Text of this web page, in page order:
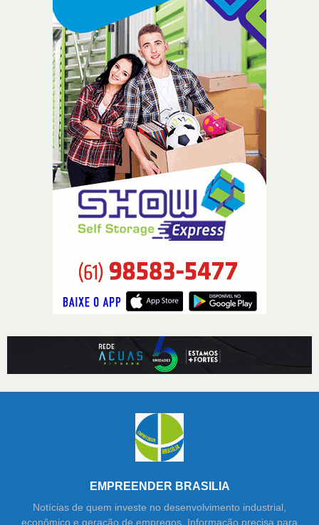
EMPREENDER BRASILIA
Notícias de quem investe no desenvolvimento industrial,
econômico e geração de empregos. Informação precisa para